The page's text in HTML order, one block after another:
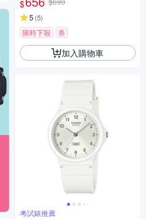
$
5 (5)
限時下殺 券
加入購物車
考試錶推薦